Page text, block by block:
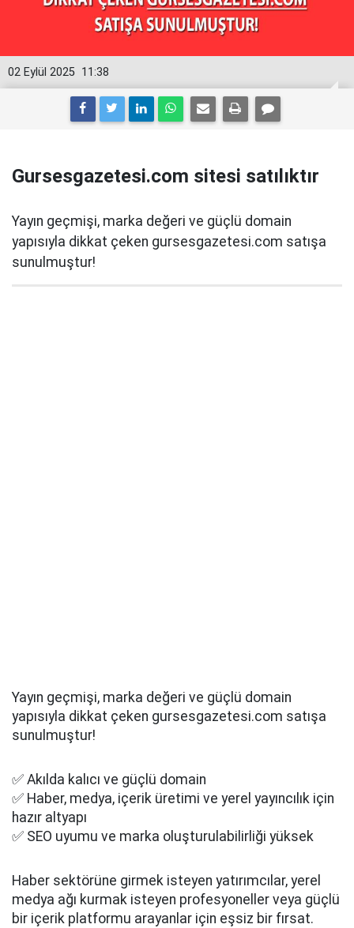
11:38
02 Eylül 2025
Gursesgazetesi.com sitesi satılıktır
Yayın geçmişi, marka değeri ve güçlü domain
yapısıyla dikkat çeken gursesgazetesi.com satışa
sunulmuştur!
Yayın geçmişi, marka değeri ve güçlü domain
yapısıyla dikkat çeken gursesgazetesi.com satışa
sunulmuştur!
✅ Akılda kalıcı ve güçlü domain
✅ Haber, medya, içerik üretimi ve yerel yayıncılık için
hazır altyapı
✅ SEO uyumu ve marka oluşturulabilirliği yüksek
Haber sektörüne girmek isteyen yatırımcılar, yerel
medya ağı kurmak isteyen profesyoneller veya güçlü
bir içerik platformu arayanlar için eşsiz bir fırsat.